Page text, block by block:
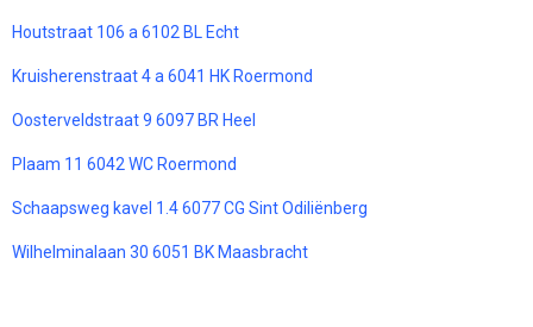
Houtstraat 106 a 6102 BL Echt
Kruisherenstraat 4 a 6041 HK Roermond
Oosterveldstraat 9 6097 BR Heel
Plaam 11 6042 WC Roermond
Schaapsweg kavel 1.4 6077 CG Sint Odiliënberg
Wilhelminalaan 30 6051 BK Maasbracht